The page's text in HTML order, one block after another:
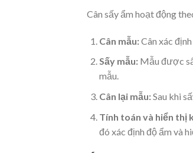
Cân sấy ẩm hoạt động
Cân mẫu:Cân xác
Sấy mẫu:Mẫu được
mẫu.
Cân lại mẫu:Sau khi
Tính toán và hiển thị
đó xác định độ ẩm và